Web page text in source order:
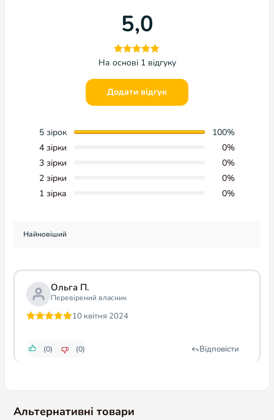
5,0
На основі 1 відгуку
Додати відгук
5 зірок
100%
4 зірки
0%
3 зірки
0%
2 зірки
0%
1 зірка
0%
Ольга П.
Перевірений власник
10 квітня 2024
(0) (0) Відповісти
Альтернативні товари